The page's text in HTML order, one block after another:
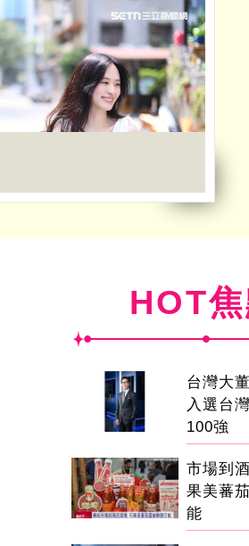
HOT
台灣大
入選台
100強
市場到
果美蕃
能